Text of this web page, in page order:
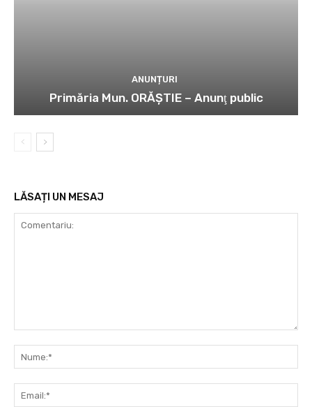
ANUNȚURI
Primăria Mun. ORĂȘTIE – Anunţ public
LĂSAȚI UN MESAJ